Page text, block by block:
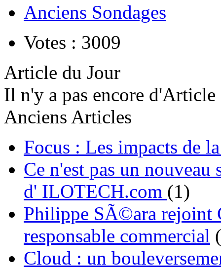
Anciens Sondages
Votes : 3009
Article du Jour
Il n'y a pas encore d'Article
Anciens Articles
Focus : Les impacts de
Ce n'est pas un
d' ILOTECH.com (1)
Philippe SÃ©ara rejoint
responsable commercial
Cloud : un